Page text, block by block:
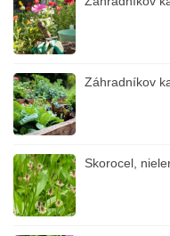
Záhradníkov
Skorocel,